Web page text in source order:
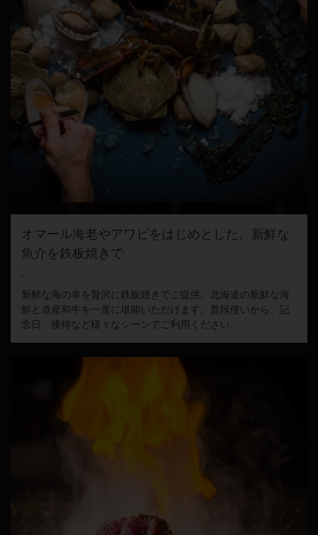
オマール海老やアワビをはじめとした。新鮮な
魚介を鉄板焼きで
‐
新鮮な海の幸を贅沢に鉄板焼きでご提供。北海道の新鮮な海
鮮と道産和牛を一度に堪能いただけます。普段使いから、記
念日、接待など様々なシーンでご利用ください。